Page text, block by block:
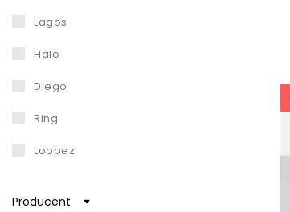
inny
podłużny
półkula
lagos
halo
diego
ring
loopez
Producent